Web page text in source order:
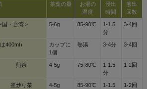
茶葉の量
お湯の
温度
浸出
時間
煎出
回数
・台湾＞ 5-6g 85-90℃
1-1.5
分
3-4回
400ml）
カップに
1個
熱湯 3-4分 3-4回
煎茶 4-5g 75-80℃
1-1.5
分
1-2回
釜炒り茶 4-5g 85-90℃
1-1.5
1-2回